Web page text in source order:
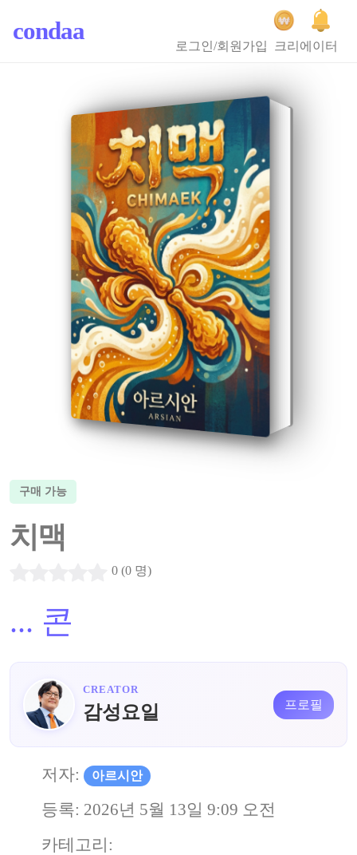
condaa
로그인/회원가입 크리에이터
구매 가능
치맥
0 (0 명)
... 콘
CREATOR
감성요일 프로필
저자: 아르시안
등록: 2026년 5월 13일 9:09 오전
카테고리: